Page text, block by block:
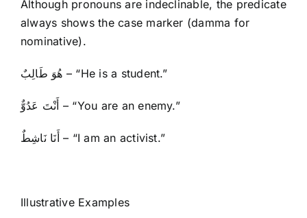
Although pronouns are indeclinable, the predicate
always shows the case marker (damma for
nominative).
هُوَ طَالِبٌ – “He is a student.”
أَنْتَ عَدُوٌّ – “You are an enemy.”
أَنَا نَاشِطٌ – “I am an activist.”
Illustrative Examples